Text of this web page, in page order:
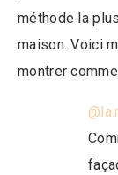
méthode la
maison. Voici
montrer